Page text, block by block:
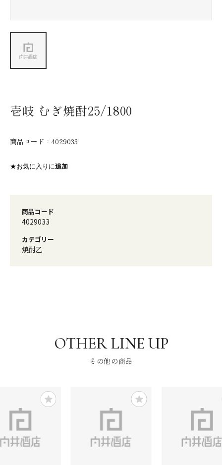
壱岐 むぎ焼酎25/1800
商品コード： 4029033
★お気に入りに追加
商品コード
4029033
カテゴリー
焼酎乙
その他の商品